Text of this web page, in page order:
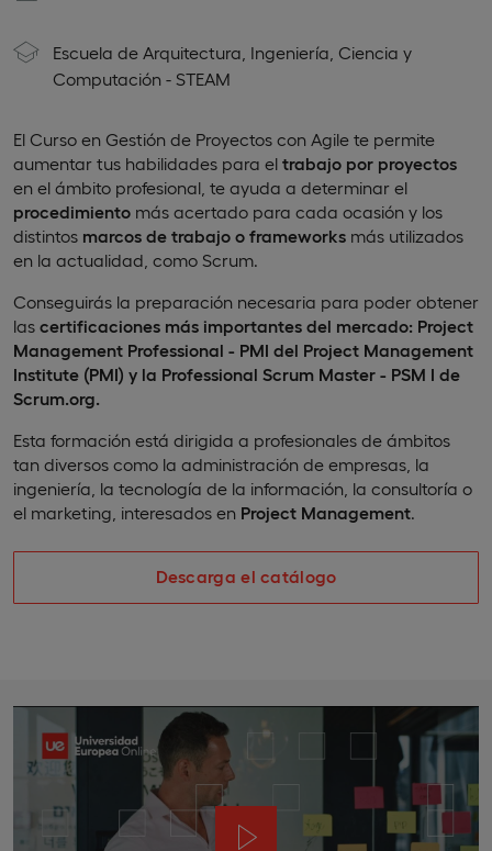
Escuela de Arquitectura, Ingeniería, Ciencia y
Computación - STEAM
El Curso en Gestión de Proyectos con Agile te permite
aumentar tus habilidades para el trabajo por proyectos
en el ámbito profesional, te ayuda a determinar el
procedimiento más acertado para cada ocasión y los
distintos marcos de trabajo o frameworks más utilizados
en la actualidad, como Scrum.
Conseguirás la preparación necesaria para poder obtener
las certificaciones más importantes del mercado: Project
Management Professional - PMI del Project Management
Institute (PMI) y la Professional Scrum Master - PSM I de
Scrum.org.
Esta formación está dirigida a profesionales de ámbitos
tan diversos como la administración de empresas, la
ingeniería, la tecnología de la información, la consultoría o
el marketing, interesados en Project Management.
Descarga el catálogo